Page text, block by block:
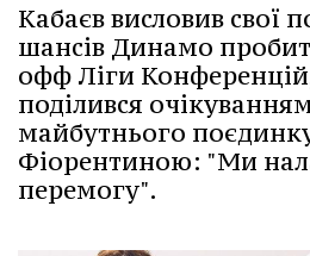
Кабаєв висловив свої
шансів Динамо
офф Ліги
поділився
майбутнього
Фіорентиною: "Ми
перемогу".